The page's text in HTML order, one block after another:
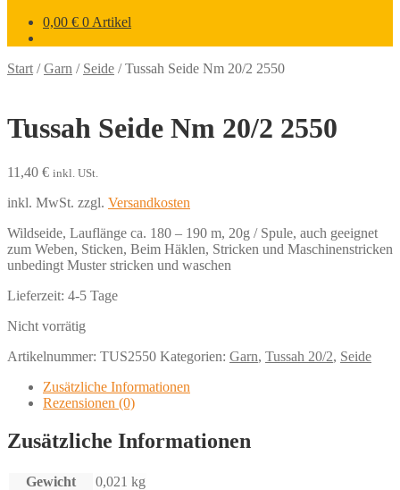
0,00 € 0 Artikel
Start /Garn / Seide /Tussah Seide Nm 20/2 2550
Tussah Seide Nm 20/2 2550
11,40 € inkl. USt.
inkl. MwSt. zzgl. Versandkosten
Wildseide, Lauflänge ca. 180 – 190 m, 20g / Spule, auch geeignet
zum Weben, Sticken, Beim Häklen, Stricken und Maschinenstricken
unbedingt Muster stricken und waschen
Lieferzeit: 4-5 Tage
Nicht vorrätig
Artikelnummer: TUS2550 Kategorien: Garn, Tussah 20/2, Seide
Zusätzliche Informationen
Rezensionen (0)
Zusätzliche Informationen
Gewicht 0,021 kg